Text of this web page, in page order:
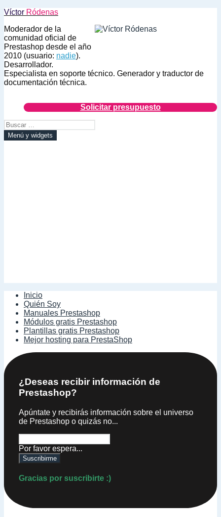
Saltar
contenido
Víctor Ródenas
Moderador de la
comunidad oficial de
Prestashop desde el año
2010 (usuario: nadie).
Desarrollador.
Especialista en soporte técnico. Generador y traductor de
documentación técnica.
Solicitar presupuesto
Buscar:
Menú y widgets
Inicio
Quién Soy
Manuales Prestashop
Módulos gratis Prestashop
Plantillas gratis Prestashop
Mejor hosting para PrestaShop
¿Deseas recibir información de
Prestashop?
Apúntate y recibirás información sobre el universo
de Prestashop o quizás no...
Por favor espera...
Suscribirme
Gracias por suscribirte :)